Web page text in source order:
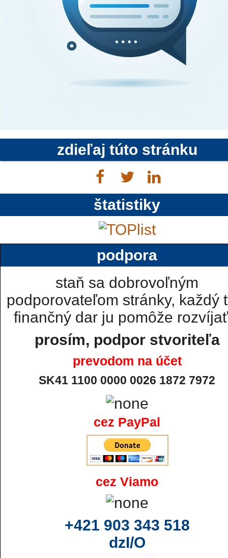
zdieľaj túto stránku
štatistiky
podpora
staň sa dobrovoľným
podporovateľom stránky, každý
finančný dar ju pomôže
prosím, podpor stvoriteľa
prevodom na účet
SK41 1100 0000 0026 1872 7972
cez PayPal
cez Viamo
+421 903 343 518
dzI/O